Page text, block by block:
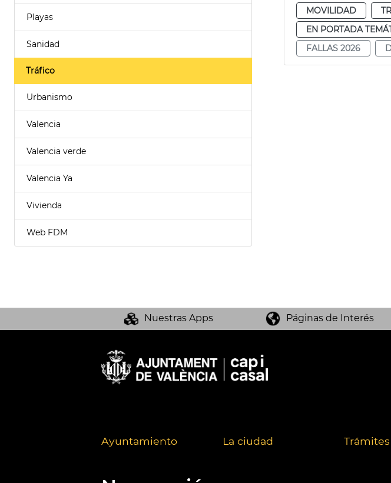
Playas
Sanidad
Tráfico
Urbanismo
Valencia
Valencia verde
Valencia Ya
Vivienda
Web FDM
MOVILIDAD
EN PORTADA
FALLAS 2026
Nuestras Apps Páginas de Interés
Ayuntamiento La ciudad Trámites